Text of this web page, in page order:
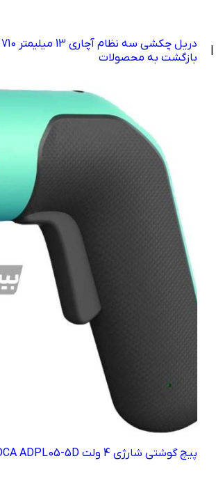
دریل چکشی سه نظام آچاری 13 میلیمتر 710 وات | DCA-AZJ06-13
بازگشت به محصولات
پیچ گوشتی شارژی 4 ولت DCA ADPL05-5D